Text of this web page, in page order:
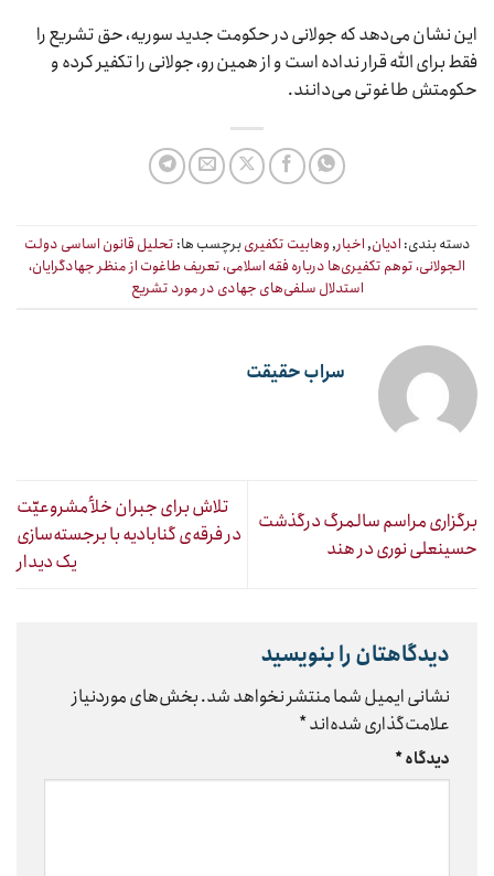
این نشان می‌دهد که جولانی در حکومت جدید سوریه، حق تشریع را
فقط برای الله قرار نداده است و از همین رو، جولانی را تکفیر کرده و
حکومتش طاغوتی می‌دانند.
دسته بندی: ادیان,اخبار,وهابیت تکفیریبرچسب ها: تحلیل قانون اساسی دولت
الجولانی، توهم تکفیری‌ها درباره فقه اسلامی، تعریف طاغوت از منظر جهادگرایان،
استدلال سلفی‌های جهادی در مورد تشریع
سراب حقیقت
برگزاری مراسم سالمرگ درگذشت
حسینعلی نوری در هند
تلاش برای جبران خلأ مشروعیّت
در فرقه‌ی گنابادیه با برجسته‌سازی
یک دیدار
دیدگاهتان را بنویسید
نشانی ایمیل شما منتشر نخواهد شد.بخش‌های موردنیاز
علامت‌گذاری شده‌اند*
دیدگاه*